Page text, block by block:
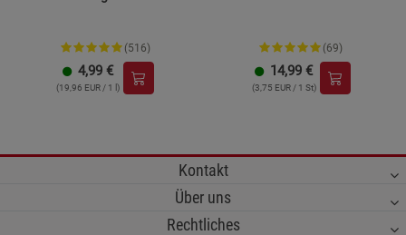
(516)
4,99 €
(19,96 EUR / 1 l)
(69)
14,99 €
(3,75 EUR / 1 St)
Kontakt
Über uns
Rechtliches